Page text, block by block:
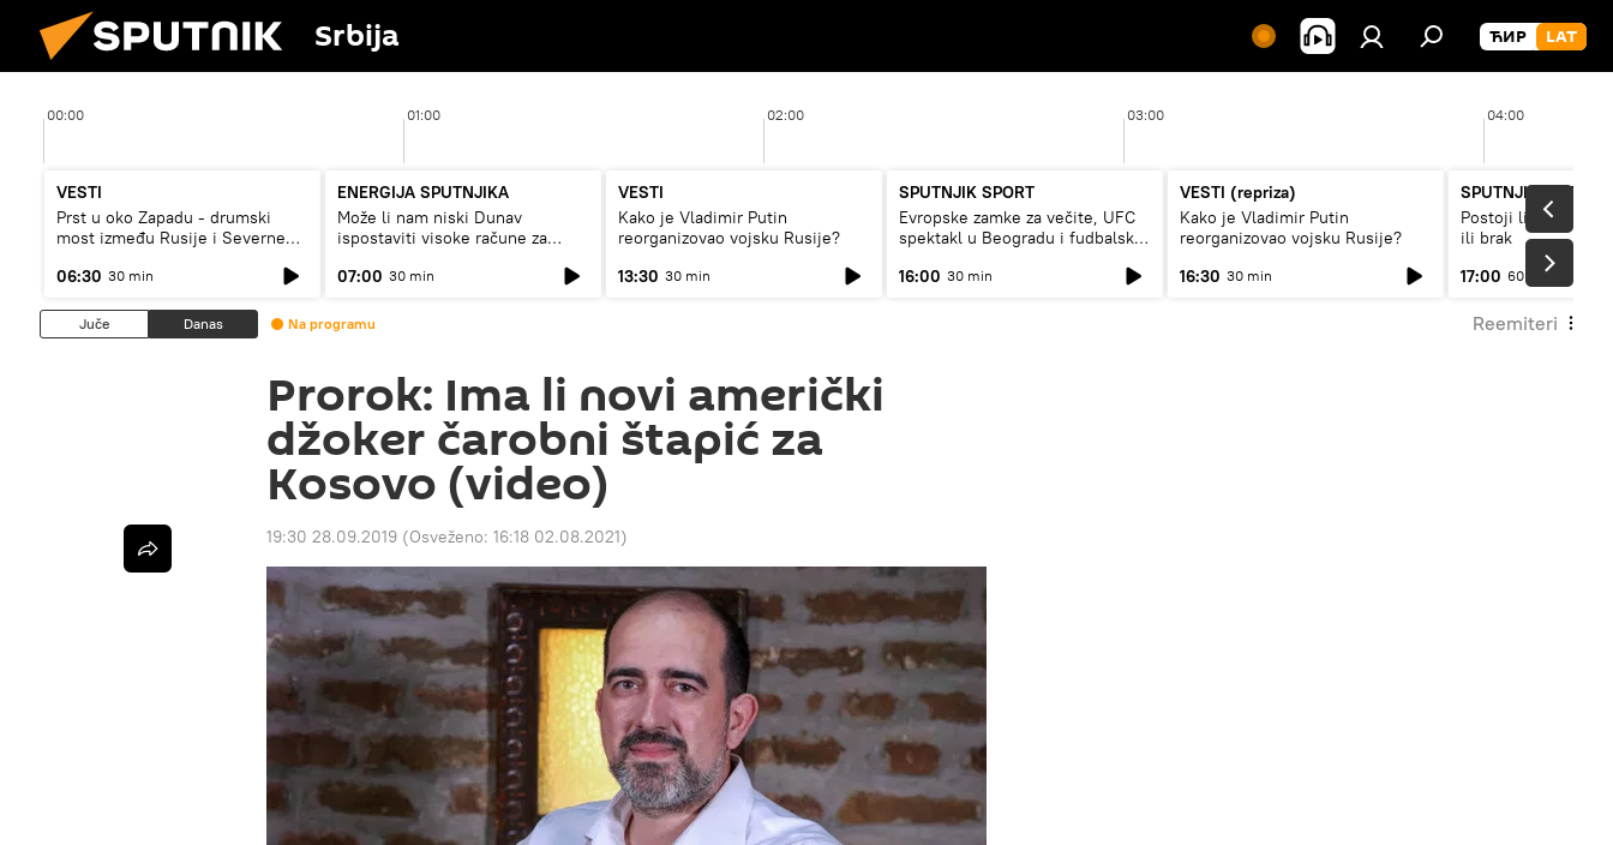
Srbija
00:00 01:00 02:00 03:00 04:00
VESTI
Prst u oko Zapadu - drumski
most između Rusije i Severne
06:30 30 min
ENERGIJA SPUTNJIKA
Može li nam niski Dunav
ispostaviti visoke račune za
07:00 30 min
VESTI
Kako je Vladimir Putin
reorganizovao vojsku Rusije?
13:30 30 min
SPUTNJIK SPORT
Evropske zamke za večite, UFC
spektakl u Beogradu i fudbalski
16:00 30 min
VESTI (repriza)
Kako je Vladimir Putin
reorganizovao vojsku Rusije?
16:30 30 min
SPUTNJIK
Postoji li recept za
ili brak
17:00 60 min
Juče Danas Na programu Reemiteri
Prorok: Ima li novi američki
džoker čarobni štapić za
Kosovo (video)
19:30 28.09.2019 (Osveženo: 16:18 02.08.2021)